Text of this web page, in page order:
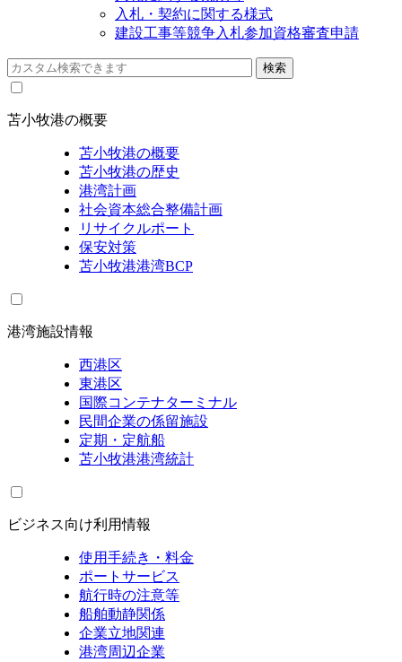
入札・契約に関する様式
建設工事等競争入札参加資格審査申請
苫小牧港の概要
苫小牧港の概要
苫小牧港の歴史
港湾計画
社会資本総合整備計画
リサイクルポート
保安対策
苫小牧港港湾BCP
港湾施設情報
西港区
東港区
国際コンテナターミナル
民間企業の係留施設
定期・定航船
苫小牧港港湾統計
ビジネス向け利用情報
使用手続き・料金
ポートサービス
航行時の注意等
船舶動静関係
企業立地関連
港湾周辺企業